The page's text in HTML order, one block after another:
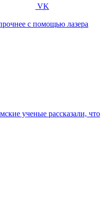
VK
с помощью лазера
ученые рассказали, что